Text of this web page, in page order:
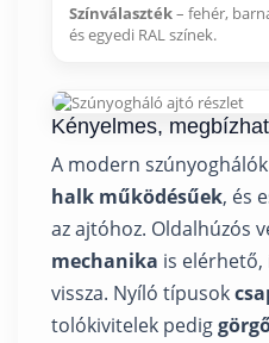
Színválaszték– fehér,
és egyedi RAL színek.
Kényelmes,
A modern szúnyoghálók
halk működésűek, és
az ajtóhoz. Oldalhúzós
mechanika is elérhető,
vissza. Nyíló típusok
tolókivitelek pedig